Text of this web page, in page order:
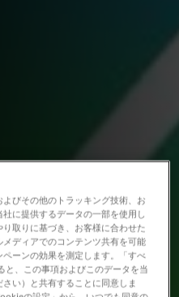
びその他のトラッキング技術、お
に提供するデータの一部を使用し
取りに基づき、お客様に合わせた
ディアでのコンテンツ共有を可能
ーンの効果を測定します。「すべ
、この事項およびこのデータを当
い）と共有することに同意しま